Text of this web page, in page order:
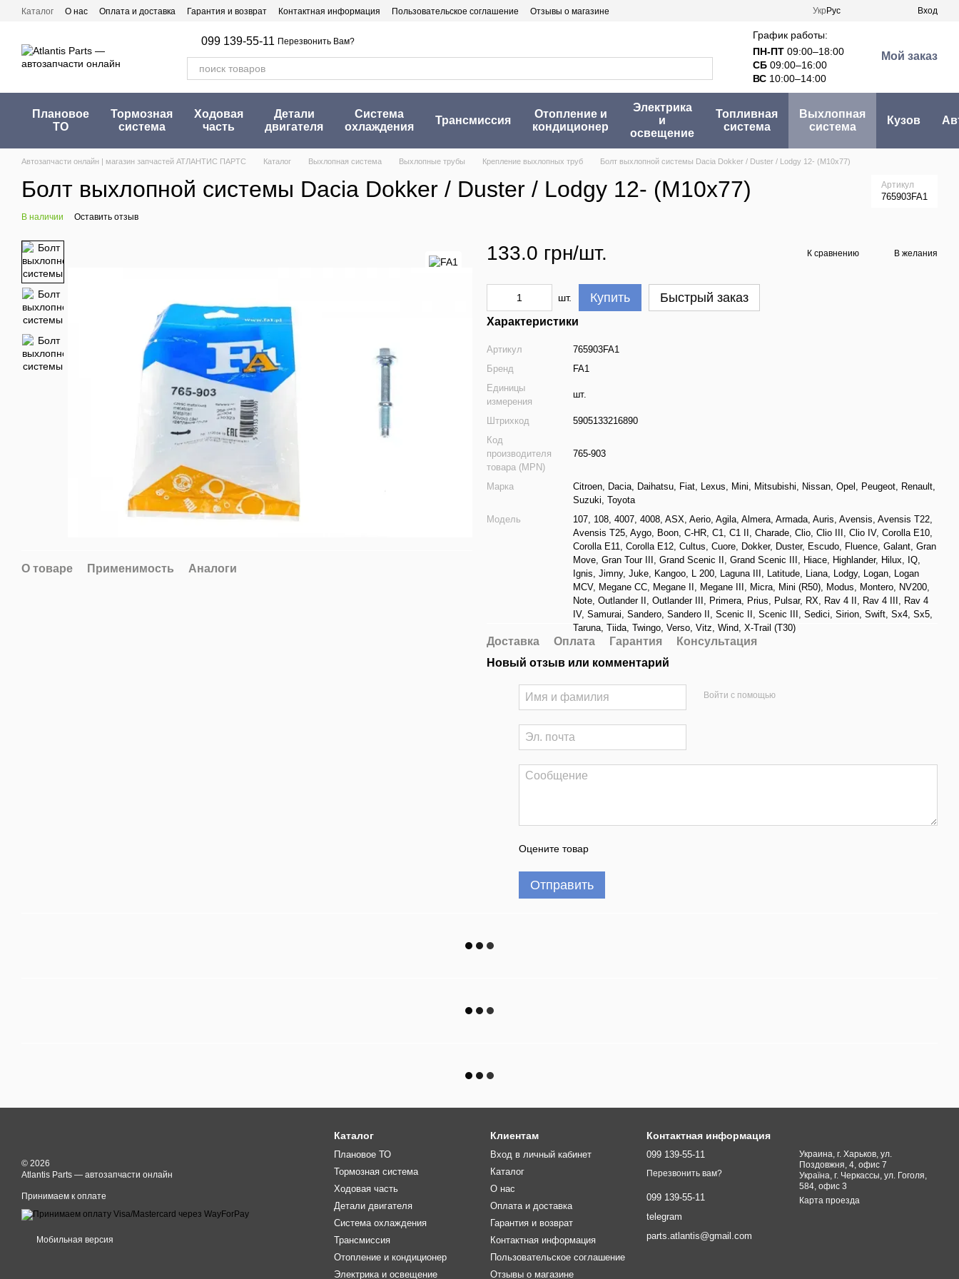
Перейти к основному контенту
Каталог О нас Оплата и доставка Гарантия и возврат Контактная информация Пользовательское соглашение Отзывы о магазине Укр Рус Вход
099 139-55-11 Перезвонить Вам?
График работы:
ПН-ПТ 09:00–18:00
СБ 09:00–16:00
ВС 10:00–14:00
Мой заказ
Плановое
ТО
Тормозная
система
Ходовая
часть
Детали
двигателя
Система
охлаждения
Трансмиссия
Отопление и
кондиционер
Электрика
и
освещение
Топливная
система
Выхлопная
система
Кузов
Автозапчасти онлайн | магазин запчастей АТЛАНТИС ПАРТС Каталог Выхлопная система Выхлопные трубы Крепление выхлопных труб Болт выхлопной системы Dacia Dokker / Duster / Lodgy 12- (M10x77)
Болт выхлопной системы Dacia Dokker / Duster / Lodgy 12- (M10x77) Артикул
765903FA1
В наличии Оставить отзыв
О товаре Применимость Аналоги
133.0 грн/шт. К сравнению В желания
шт. Купить Быстрый заказ
Характеристики
Артикул
765903FA1
Бренд
FA1
Единицы
измерения
шт.
Штрихкод
5905133216890
Код
производителя
товара (MPN)
765-903
Марка Citroen, Dacia, Daihatsu, Fiat, Lexus, Mini, Mitsubishi, Nissan, Opel , Peugeot, Renault,
Suzuki, Toyota
Модель
107, 108, 4007, 4008, ASX, Aerio, Agila, Almera, Armada, Auris, Avensis, Avensis T22,
Avensis T25, Aygo, Boon, C-HR, C1, C1 II , Charade, Clio, Clio III , Clio IV, Corolla E10,
Corolla E11, Corolla E12, Cultus, Cuore, Dokker, Duster, Escudo, Fluence, Galant, Gran
Move, Gran Tour III , Grand Scenic II , Grand Scenic III , Hiace, Highlander, Hilux, IQ,
Ignis, Jimny, Juke, Kangoo, L 200, Laguna III , Latitude, Liana, Lodgy, Logan, Logan
MCV, Megane CC, Megane II , Megane III , Micra, Mini (R50), Modus, Montero, NV200,
Note, Outlander II , Outlander III , Primera, Prius, Pulsar, RX, Rav 4 II , Rav 4 III , Rav 4
IV, Samurai, Sandero, Sandero II , Scenic II , Scenic III , Sedici, Sirion, Swift, Sx4, Sx5,
Taruna, Tiida, Twingo, Verso, Vitz, Wind, X-Trail (T30)
Доставка Оплата Гарантия
Консультация
Новый отзыв или комментарий
Войти с помощью
Оцените товар
Отправить
© 2026
Atlantis Parts — автозапчасти онлайн
Принимаем к оплате
Мобильная версия
Каталог
Плановое ТО
Тормозная система
Ходовая часть
Детали двигателя
Система охлаждения
Трансмиссия
Отопление и кондиционер
Электрика и освещение
Клиентам
Вход в личный кабинет
Каталог
О нас
Оплата и доставка
Гарантия и возврат
Контактная информация
Пользовательское соглашение
Отзывы о магазине
Контактная информация
099 139-55-11
Перезвонить вам?
099 139-55-11
telegram
parts.atlantis@gmail.com
Украина, г. Харьков, ул.
Поздовжня, 4, офис 7
Україна, г. Черкассы, ул. Гоголя,
584, офис 3
Карта проезда